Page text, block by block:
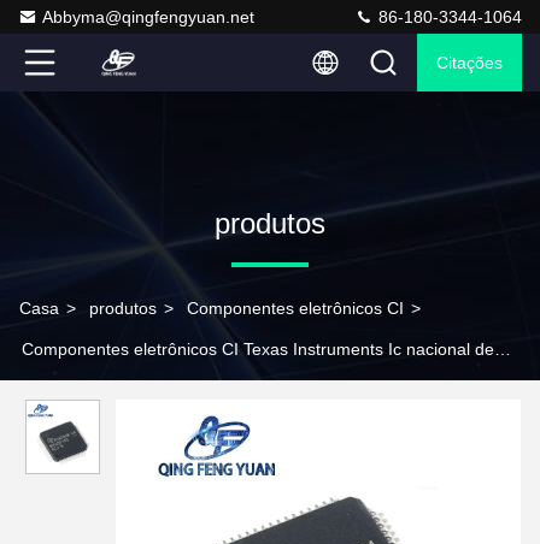
Abbyma@qingfengyuan.net 86-180-3344-1064
Citações
produtos
Casa > produtos > Componentes eletrônicos CI >
Componentes eletrônicos CI Texas Instruments Ic nacional de